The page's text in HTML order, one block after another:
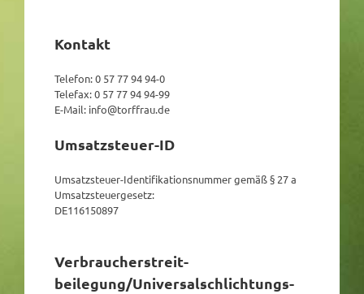
Kontakt
Telefon: 0 57 77 94 94-0
Telefax: 0 57 77 94 94-99
E-Mail: info@torffrau.de
Umsatzsteuer-ID
Umsatzsteuer-Identifikationsnummer gemäß § 27 a
Umsatzsteuergesetz:
DE116150897
Verbraucher­streit­
beilegung/Universal­schlichtungs­